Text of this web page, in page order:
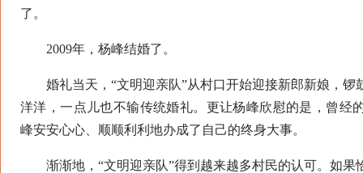
了。
2009年，杨峰结婚了。
婚礼当天，“文明迎亲队”从村口开始迎接新郎新娘，锣
洋洋，一点儿也不输传统婚礼。更让杨峰欣慰的是，曾经
峰安安心心、顺顺利利地办成了自己的终身大事。
渐渐地，“文明迎亲队”得到越来越多村民的认可。如果